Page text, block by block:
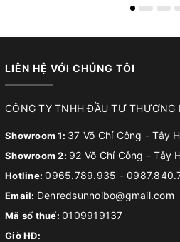
LIÊN HỆ VỚI CHÚNG TÔI
CÔNG TY TNHH ĐẦU TƯ THƯƠNG
Showroom 1: 37 Võ Chí Công - Tây
Showroom 2: 92 Võ Chí Công - Tây
Hotline:0965.789.935 -
Email: Denredsunnoibo@gmail.com
Mã số thuế: 0109919137
Giờ HĐ: